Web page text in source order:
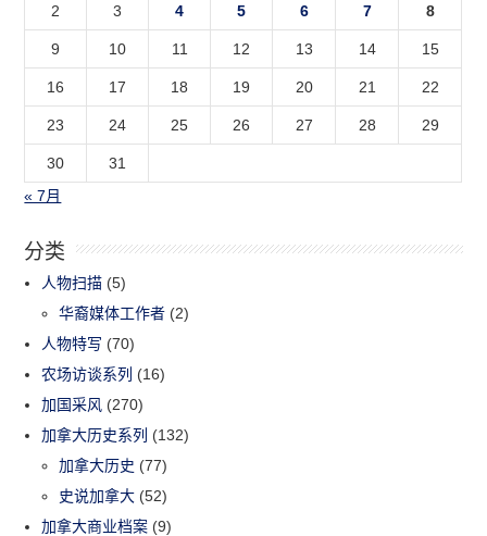
2 3 4 5 6 7 8
9 10 11 12 13 14 15
16 17 18 19 20 21 22
23 24 25 26 27 28 29
30
31
« 7月
分类
人物扫描 (5)
华裔媒体工作者 (2)
人物特写 (70)
农场访谈系列 (16)
加国采风 (270)
加拿大历史系列 (132)
加拿大历史 (77)
史说加拿大 (52)
加拿大商业档案 (9)